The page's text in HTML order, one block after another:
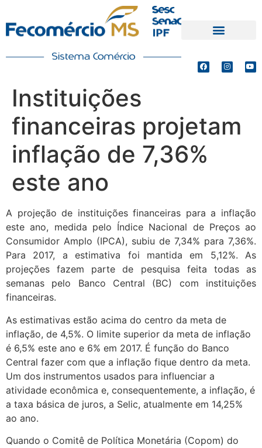
Instituições
financeiras projetam
inflação de 7,36%
este ano
A projeção de instituições financeiras para a inflação
este ano, medida pelo Índice Nacional de Preços ao
Consumidor Amplo (IPCA), subiu de 7,34% para 7,36%.
Para 2017, a estimativa foi mantida em 5,12%. As
projeções fazem parte de pesquisa feita todas as
semanas pelo Banco Central (BC) com instituições
financeiras.
As estimativas estão acima do centro da meta de
inflação, de 4,5%. O limite superior da meta de inflação
é 6,5% este ano e 6% em 2017. É função do Banco
Central fazer com que a inflação fique dentro da meta.
Um dos instrumentos usados para influenciar a
atividade econômica e, consequentemente, a inflação, é
a taxa básica de juros, a Selic, atualmente em 14,25%
ao ano.
Quando o Comitê de Política Monetária (Copom) do